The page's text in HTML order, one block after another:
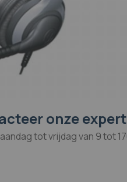
onze
tot vrijdag van 9 tot